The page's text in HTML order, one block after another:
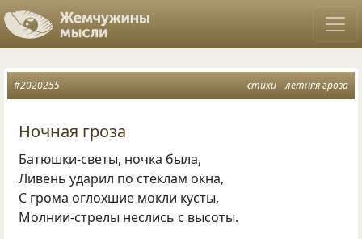
стихи летняя гроза
#2020255
Ночная гроза
Батюшки-светы, ночка была,
Ливень ударил по стёклам окна,
С грома оглохшие мокли кусты,
Молнии-стрелы неслись с высоты.